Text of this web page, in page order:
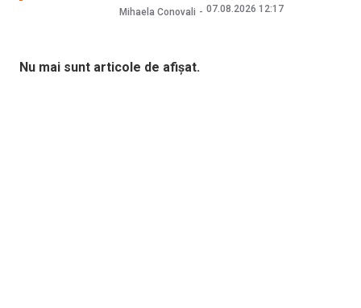
Mihaela Conovali 07.08.2026 12:17
Nu mai sunt articole de afișat.